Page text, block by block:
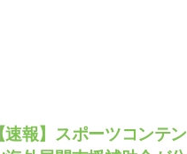
速報】スポーツコンテン